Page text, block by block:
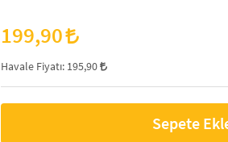
199,90
Havale Fiyatı: 195,90
Sepete